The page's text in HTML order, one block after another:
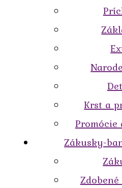
Krst a
Promócie
Zákusky-